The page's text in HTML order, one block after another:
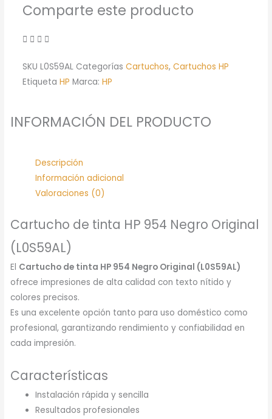
Comparte este producto
SKUL0S59AL Categorías Cartuchos,Cartuchos HP
Etiqueta HP Marca:HP
INFORMACIÓN DEL PRODUCTO
Descripción
Información adicional
Valoraciones (0)
Cartucho de tinta HP 954 Negro Original
(L0S59AL)
El Cartucho de tinta HP 954 Negro Original (L0S59AL)
ofrece impresiones de alta calidad con texto nítido y
colores precisos.
Es una excelente opción tanto para uso doméstico como
profesional, garantizando rendimiento y confiabilidad en
cada impresión.
Características
Instalación rápida y sencilla
Resultados profesionales